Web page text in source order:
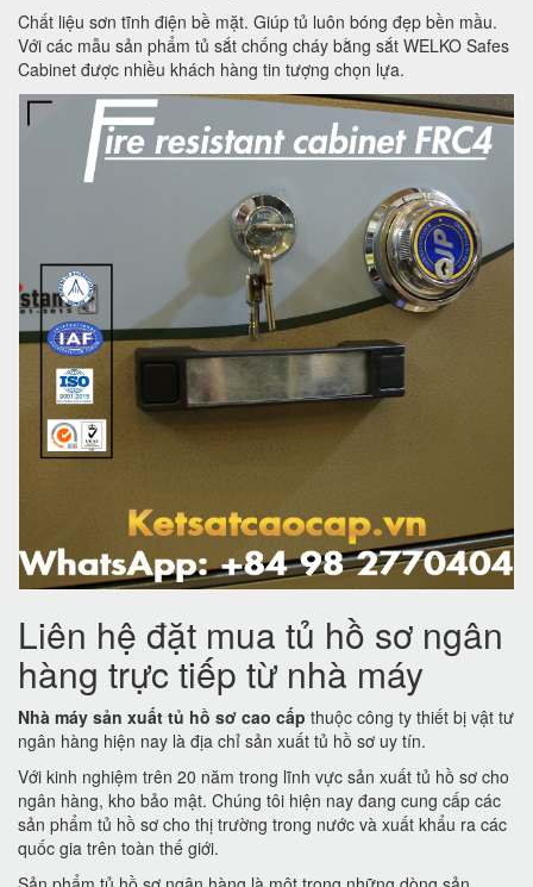
Chất liệu sơn tĩnh điện bề mặt. Giúp tủ luôn bóng đẹp bền mầu.
Với các mẫu sản phẩm tủ sắt chống cháy bằng sắt WELKO Safes
Cabinet được nhiều khách hàng tin tượng chọn lựa.
Liên hệ đặt mua tủ hồ sơ ngân
hàng trực tiếp từ nhà máy
Nhà máy sản xuất tủ hồ sơ cao cấp thuộc công ty thiết bị vật tư
ngân hàng hiện nay là địa chỉ sản xuất tủ hồ sơ uy tín.
Với kinh nghiệm trên 20 năm trong lĩnh vực sản xuất tủ hồ sơ cho
ngân hàng, kho bảo mật. Chúng tôi hiện nay đang cung cấp các
sản phẩm tủ hồ sơ cho thị trường trong nước và xuất khẩu ra các
quốc gia trên toàn thế giới.